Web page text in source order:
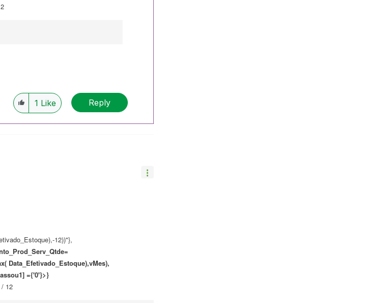
1 Like Reply
12))"},
Data_Efetivado_Estoque),vMes),
={'0'}>}
12